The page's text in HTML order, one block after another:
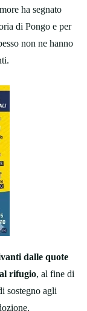
ha segnato
di Pongo e per
non ne hanno
dalle quote
rifugio, al fine di
sostegno agli